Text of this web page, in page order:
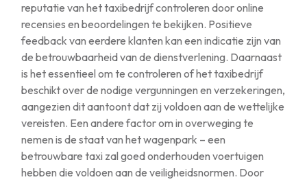
reputatie van het taxibedrijf controleren door online
recensies en beoordelingen te bekijken. Positieve
feedback van eerdere klanten kan een indicatie zijn van
de betrouwbaarheid van de dienstverlening. Daarnaast
is het essentieel om te controleren of het taxibedrijf
beschikt over de nodige vergunningen en verzekeringen,
aangezien dit aantoont dat zij voldoen aan de wettelijke
vereisten. Een andere factor om in overweging te
nemen is de staat van het wagenpark – een
betrouwbare taxi zal goed onderhouden voertuigen
hebben die voldoen aan de veiligheidsnormen. Door